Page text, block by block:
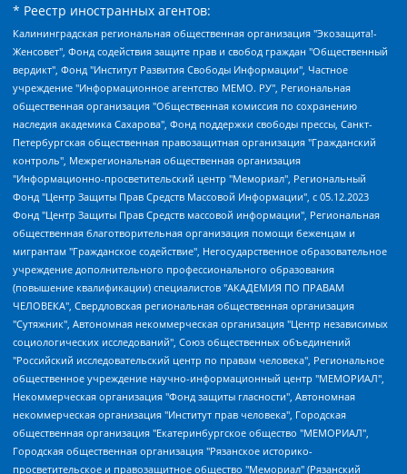
* Реестр иностранных агентов:
Калининградская региональная общественная организация "Экозащита!-Женсовет", Фонд содействия защите прав и свобод граждан "Общественный вердикт", Фонд "Институт Развития Свободы Информации", Частное учреждение "Информационное агентство МЕМО. РУ", Региональная общественная организация "Общественная комиссия по сохранению наследия академика Сахарова", Фонд поддержки свободы прессы, Санкт-Петербургская общественная правозащитная организация "Гражданский контроль", Межрегиональная общественная организация "Информационно-просветительский центр "Мемориал", Региональный Фонд "Центр Защиты Прав Средств Массовой Информации", с 05.12.2023 Фонд "Центр Защиты Прав Средств массовой информации", Региональная общественная благотворительная организация помощи беженцам и мигрантам "Гражданское содействие", Негосударственное образовательное учреждение дополнительного профессионального образования (повышение квалификации) специалистов "АКАДЕМИЯ ПО ПРАВАМ ЧЕЛОВЕКА", Свердловская региональная общественная организация "Сутяжник", Автономная некоммерческая организация "Центр независимых социологических исследований", Союз общественных объединений "Российский исследовательский центр по правам человека", Региональное общественное учреждение научно-информационный центр "МЕМОРИАЛ", Некоммерческая организация "Фонд защиты гласности", Автономная некоммерческая организация "Институт прав человека", Городская общественная организация "Екатеринбургское общество "МЕМОРИАЛ", Городская общественная организация "Рязанское историко-просветительское и правозащитное общество "Мемориал" (Рязанский Мемориал), Челябинский региональный орган общественной самодеятельности – женское общественное объединение "Женщины Евразии", Челябинский региональный орган общественной самодеятельности "Уральская правозащитная группа", Фонд содействия защите здоровья и социальной справедливости имени Андрея Рылькова, Автономная Некоммерческая Организация "Аналитический Центр Юрия Левады", Автономная некоммерческая организация социальной поддержки населения "Проект Апрель", Региональная общественная организация помощи женщинам и детям, находящимся в кризисной ситуации "Информационно-методический центр "Анна", Фонд содействия развитию массовых коммуникаций и правовому просвещению "Так-так-Так", Фонд содействия устойчивому развитию "Серебряная тайга", Свердловский региональный общественный фонд социальных проектов "Новое время", "Idel.Реалии", Кавказ.Реалии, Крым.Реалии, Телеканал Настоящее Время, Татаро-башкирская служба Радио Свобода (Azatliq Radiosi), Радио Свободная Европа/Радио Свобода (PCE/PC), "Сибирь.Реалии", "Фактограф", Благотворительный фонд помощи осужденным и их семьям, Автономная некоммерческая организация "Институт глобализации и социальных движений", Фонд "В защиту прав заключенных", Частное учреждение "Центр поддержки и содействия развитию средств массовой информации", Пензенский региональный общественный благотворительный фонд "Гражданский союз", "Север.Реалии", Некоммерческая организация Фонд "Правовая инициатива", Общество с ограниченной ответственностью "Радио Свободная Европа/Радио Свобода", Чешское информационное агентство "MEDIUM-ORIENT", Красноярская региональная общественная организация "Мы против СПИДа", Камалягин Денис Николаевич, Маркелов Сергей Евгеньевич, Пономарев Лев Александрович, Савицкая Людмила Алексеевна, Автономная некоммерческая организация "Центр по работе с проблемой насилия "НАСИЛИЮ.НЕТ", Межрегиональный профессиональный союз работников здравоохранения "Альянс врачей", Юридическое лицо, зарегистрированное в Латвийской Республике, SIA "Medusa Project" (регистрационный номер 40103797863, дата регистрации 10.06.2014), Некоммерческая организация "Фонд по борьбе с коррупцией", Автономная некоммерческая организация "Институт права и публичной политики", Баданин Роман Сергеевич, Гликин Максим Александрович, Железнова Мария Михайловна, Лукьянова Юлия Сергеевна, Маетная Елизавета Витальевна, Маняхин Петр Борисович, Чуракова Ольга Владимировна, Ярош Юлия Петровна, Юридическое лицо "The Insider SIA", зарегистрированное в Риге, Латвийская Республика (дата регистрации 26.06.2015), являющееся администратором доменного имени интернет-издания "The Insider SIA", https://theins.ru, Постернак Алексей Евгеньевич, Рубин Михаил Аркадьевич, Анин Роман Александрович, Юридическое лицо Istories fonds, зарегистрированное в Латвийской Республике (регистрационный номер 50008295751, дата регистрации 24.02.2020), Великовский Дмитрий Александрович, Долинина Ирина Николаевна, Мароховская Алеся Алексеевна, Шлейнов Роман Юрьевич, Шмагун Олеся Валентиновна, Общество с ограниченной ответственностью "Альтаир 2021", Общество с ограниченной ответственностью "Вега 2021", Общество с ограниченной ответственностью "Главный редактор 2021", Общество с ограниченной ответственностью "Ромашки монолит", Важенков Артем Валерьевич, Ивановская областная общественная организация "Центр гендерных исследований", Гурман Юрий Альбертович, Медиапроект "ОВД-Инфо", Егоров Владимир Владимирович, Жилинский Владимир Александрович, Общество с ограниченной ответственностью "ЗП", Иванова София Юрьевна, Карезина Инна Павловна, Кильтау Екатерина Викторовна, Петров Алексей Викторович, Пискунов Сергей Евгеньевич, Смирнов Сергей Сергеевич, Тихонов Михаил Сергеевич, Общество с ограниченной ответственностью "ЖУРНАЛИСТ-ИНОСТРАННЫЙ АГЕНТ", Арапова Галина Юрьевна, Вольтская Татьяна Анатольевна, Американская компания "Mason G.E.S. Anonymous Foundation" (США), являющаяся владельцем интернет-издания https://mnews.world/, Компания "Stichting Bellingcat", зарегистрированная в Нидерландах (дата регистрации 11.07.2018), Захаров Андрей Вячеславович, Клепиковская Екатерина Дмитриевна, Общество с ограниченной ответственностью "МЕМО", Перл Роман Александрович, Симонов Евгений Алексеевич, Соловьева Елена Анатольевна, Сотников Даниил Владимирович, Сурначева Елизавета Дмитриевна, Автономная некоммерческая организация по защите прав человека и информированию населения "Якутия – Наше Мнение", Общество с ограниченной ответственностью "Москоу диджитал медиа", с 26.01.2023 Общество с ограниченной ответственностью "Чайка Белые сады", Ветошкина Валерия Валерьевна, Заговора Максим Александрович, Межрегиональное общественное движение "Российская ЛГБТ - сеть", Оленичев Максим Владимирович, Павлов Иван Юрьевич, Скворцова Елена Сергеевна, Общество с ограниченной ответственностью "Как бы инагент", Кочетков Игорь Викторович, Общество с ограниченной ответственностью "Честные выборы", Еланчик Олег Александрович, Общество с ограниченной ответственностью "Нобелевский призыв", Гималова Регина Эмилевна, Григорьев Андрей Валерьевич, Григорьева Алина Александровна, Ассоциация по содействию защите прав призывников, альтернативнослужащих и военнослужащих "Правозащитная группа "Гражданин.Армия.Право", Хисамова Регина Фаритовна, Автономная некоммерческая организация по реализации социально-правовых программ "Лилит", Дальневосточное общественное движение "Маяк", Санкт-Петербургская ЛГБТ-инициативная группа "Выход", Инициативная группа ЛГБТ+ "Реверс", Алексеев Андрей Викторович, Бекбулатова Таисия Львовна, Беляев Иван Михайлович, Владыкина Елена Сергеевна, Гельман Марат Александрович, Никульшина Вероника Юрьевна, Толоконникова Надежда Андреевна, Шендерович Виктор Анатольевич, Общество с ограниченной ответственностью "Данное сообщение", Общество с ограниченной ответственностью Издательский дом "Новая глава", Айнбиндер Александра Александровна, Московский комьюнити-центр для ЛГБТ+инициатив, Благотворительный фонд развития филантропии, Deutsche Welle (Германия, Kurt-Schumacher-Strasse 3, 53113 Bonn), Борзунова Мария Михайловна, Воробьев Виктор Викторович, Голубева Анна Львовна, Константинова Алла Михайловна, Малкова Ирина Владимировна, Мурадов Мурад Абдулгалимович, Осетинская Елизавета Николаевна, Понасенков Евгений Николаевич, Ганапольский Матвей Юрьевич, Киселев Евгений Алексеевич, Борухович Ирина Григорьевна, Дремин Иван Тимофеевич, Дубровский Дмитрий Викторович, Красноярская региональная общественная организация поддержки и развития альтернативных образовательных технологий и межкультурных коммуникаций "ИНТЕРРА", Маяковская Екатерина Алексеевна, Фейгин Марк Захарович, Филимонов Андрей Викторович, Дзугкоева Регина Николаевна, Доброхотов Роман Александрович, Дудь Юрий Александрович, Елкин Сергей Владимирович, Кругликов Кирилл Игоревич, Сабунаева Мария Леонидовна, Семенов Алексей Владимирович, Шаинян Карен Багратович, Шульман Екатерина Михайловна, Асафьев Артур Валерьевич, Вахштайн Виктор Семенович, Венедиктов Алексей Алексеевич, Лушникова Екатерина Евгеньевна, Волков Леонид Михайлович, Невзоров Александр Глебович, Пархоменко Сергей Борисович, Сироткин Ярослав Николаевич, Кара-Мурза Владимир Владимирович, Баранова Наталья Владимировна, Гозман Леонид Яковлевич, Кагарлицкий Борис Юльевич, Климарев Михаил Валерьевич, Милов Владимир Станиславович, Автономная некоммерческая организация Краснодарский центр современного искусства "Типография", Моргенштерн Алишер Тагирович, Соболь Любовь Эдуардовна, Общество с ограниченной ответственностью "ЛИЗА НОРМ", Каспаров Гарри Кимович, Ходорковский Михаил Борисович, Общество с ограниченной ответственностью "Апрельские тезисы", Данилович Ирина Брониславовна, Кашин Олег Владимирович, Петров Николай Владимирович, Пивоваров Алексей Владимирович, Соколов Михаил Владимирович, Цветкова Юлия Владимировна, Чичваркин Евгений Александрович, Комитет против пыток/Команда против пыток, Общество с ограниченной ответственностью "Первый научный", Общество с ограниченной ответственностью "Вертолет и ко", Белоцерковская Вероника Борисовна, Кац Максим Евгеньевич, Лазарева Татьяна Юрьевна, Шаведдинов Руслан Табризович, Яшин Илья Валерьевич, Общество с ограниченной ответственностью "Иноагент ААВ", Алешковский Дмитрий Петрович, Альбац Евгения Марковна, Быков Дмитрий Львович, Галямина Юлия Евгеньевна, Лойко Сергей Леонидович, Мартынов Кирилл Константинович, Медведев Сергей Александрович, Крашенинников Федор Геннадиевич, Гордеева Катерина Вл